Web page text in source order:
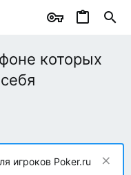
которых
игроков Poker.ru